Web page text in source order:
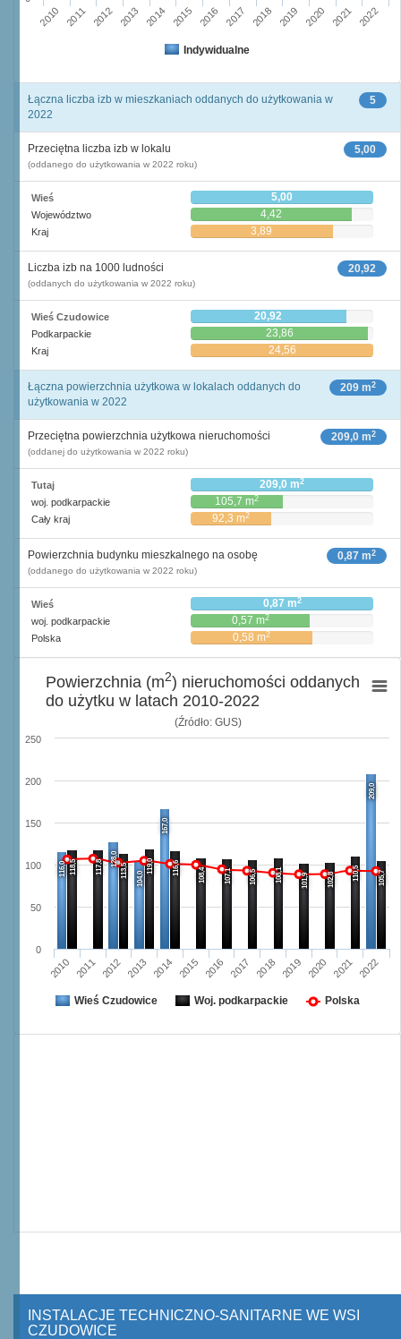
Indywidualne
2010 2011 2012 2013 2014 2015 2016 2017 2018 2019 2020 2021 2022
5
Łączna liczba izb w mieszkaniach oddanych do użytkowania w
2022
5,00
Przeciętna liczba izb w lokalu
(oddanego do użytkowania w 2022 roku)
Wieś 5,00
Województwo 4,42
Kraj 3,89
20,92
Liczba izb na 1000 ludności
(oddanych do użytkowania w 2022 roku)
Wieś Czudowice 20,92
Podkarpackie 23,86
Kraj 24,56
209 m2
Łączna powierzchnia użytkowa w lokalach oddanych do
użytkowania w 2022
209,0 m2
Przeciętna powierzchnia użytkowa nieruchomości
(oddanej do użytkowania w 2022 roku)
Tutaj 209,0 m2
woj. podkarpackie 105,7 m2
Cały kraj 92,3 m2
0,87 m2
Powierzchnia budynku mieszkalnego na osobę
(oddanego do użytkowania w 2022 roku)
Wieś 0,87 m2
woj. podkarpackie 0,57 m2
Polska 0,58 m2
(Źródło: GUS)
116,0
128,0
104,0
167,0
209,0
118,5 117,8 113,5 119,0 116,6 108,4 107,1 106,5 108,1 101,9 102,8 110,5 105,7
2010 2011 2012 2013 2014 2015 2016 2017 2018 2019 2020 2021 2022
0
50
100
150
200
250
Powierzchnia (m2) nieruchomości oddanych
do użytku w latach 2010-2022
Wieś Czudowice Woj. podkarpackie Polska
INSTALACJE TECHNICZNO-SANITARNE WE WSI
CZUDOWICE